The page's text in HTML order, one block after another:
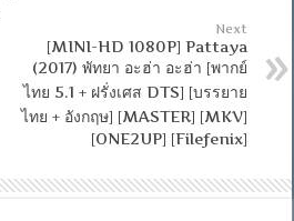
Next
[MINI-HD 1080P] Pattaya
(2017) พัทยา อะฮ่า อะฮ่า [พากย์
ไทย 5.1 + ฝรั่งเศส DTS] [บรรยาย
ไทย + อังกฤษ] [MASTER] [MKV]
[ONE2UP] [Filefenix]